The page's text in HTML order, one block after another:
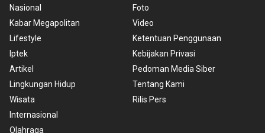
Nasional
Kabar Megapolitan
Lifestyle
Iptek
Artikel
Lingkungan Hidup
Wisata
Internasional
Olahraga
Foto
Video
Ketentuan Penggunaan
Kebijakan Privasi
Pedoman Media Siber
Tentang Kami
Rilis Pers